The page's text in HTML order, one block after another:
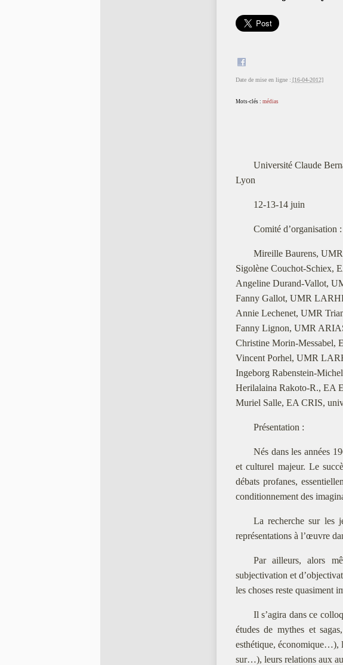
Date de mise en ligne : [16-04-2012]
Mots-clés : médias
Université Claude
Lyon
12-13-14 juin
Comité d’organisation :
Mireille Baurens,
Sigolène Couchot-Schiex,
Angeline Durand-Vallot,
Fanny Gallot, UMR
Annie Lechenet, UMR
Fanny Lignon, UMR
Christine Morin-Messabel,
Vincent Porhel, UMR
Ingeborg Rabenstein-
Herilalaina Rakoto-R., EA
Muriel Salle, EA CRIS,
Présentation :
Nés dans les années
et culturel majeur. Le
débats profanes,
conditionnement des
La recherche sur les
représentations à l’œuvre
Par ailleurs, alors
subjectivation et
les choses reste quasiment
Il s’agira dans ce
études de mythes et
esthétique, économique…),
sur…), leurs relations aux